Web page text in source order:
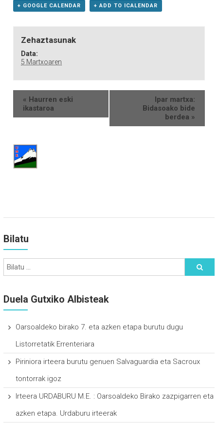
+ GOOGLE CALENDAR + ADD TO ICALENDAR
Zehaztasunak
Data:
5 Martxoaren
« Haurren eski
ikastaroa
Ipar martxa:
Bidasoako bide
berdea »
Bilatu
Duela Gutxiko Albisteak
Oarsoaldeko birako 7. eta azken etapa burutu dugu
Listorretatik Errenteriara
Piriniora irteera burutu genuen Salvaguardia eta Sacroux
tontorrak igoz
Irteera URDABURU M.E. : Oarsoaldeko Birako zazpigarren eta
azken etapa. Urdaburu irteerak